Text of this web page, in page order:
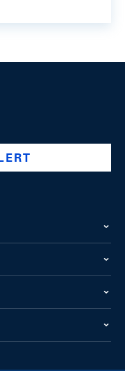
swiss-national-
@swissnationalbank